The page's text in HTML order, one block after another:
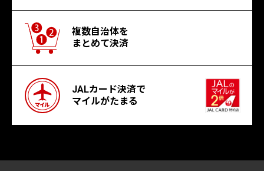
複数自治体を
まとめて決済
JALカード決済で
マイルがたまる